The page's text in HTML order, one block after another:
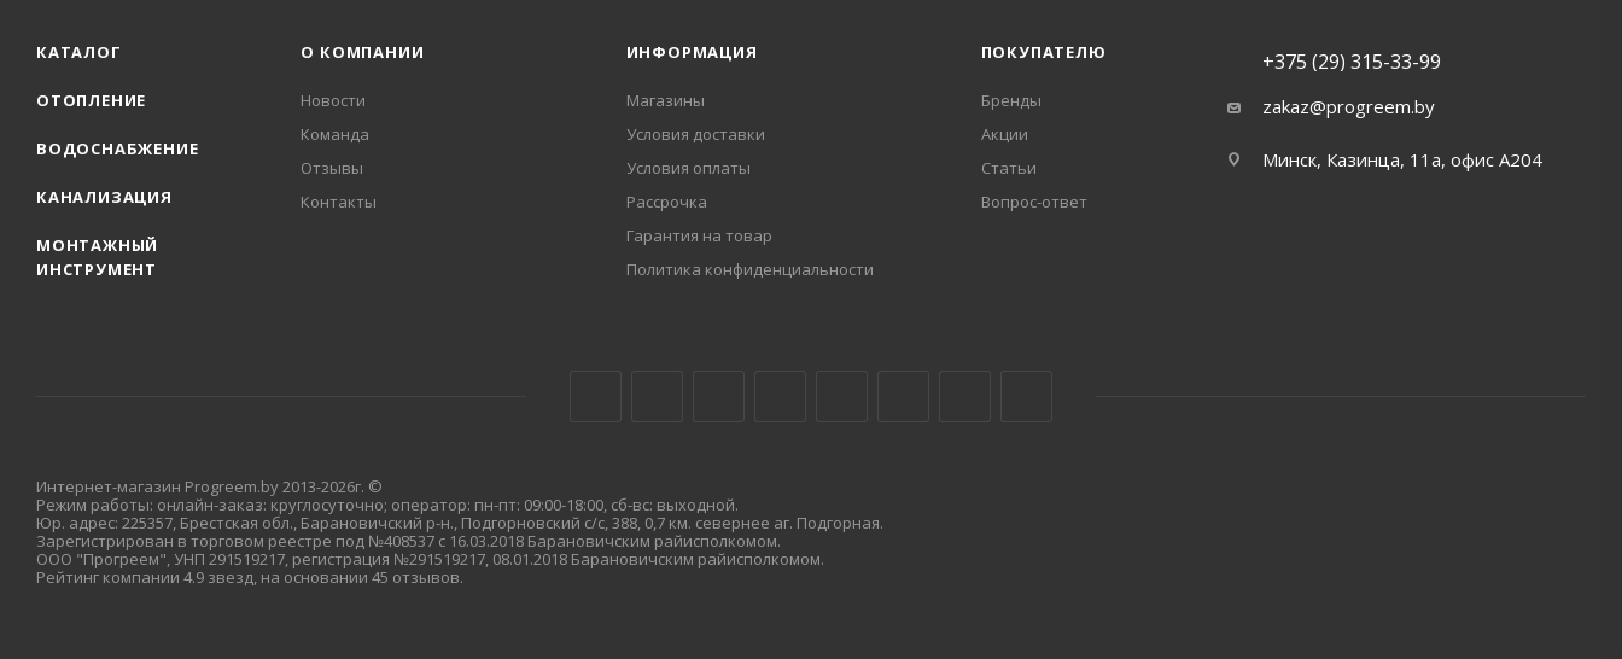
КАТАЛОГ
ОТОПЛЕНИЕ
ВОДОСНАБЖЕНИЕ
КАНАЛИЗАЦИЯ
МОНТАЖНЫЙ
ИНСТРУМЕНТ
О КОМПАНИИ
Новости
Команда
Отзывы
Контакты
ИНФОРМАЦИЯ
Магазины
Условия доставки
Условия оплаты
Рассрочка
Гарантия на товар
Политика конфиденциальности
ПОКУПАТЕЛЮ
Бренды
Акции
Статьи
Вопрос-ответ
+375 (29) 315-33-99
zakaz@progreem.by
Минск, Казинца, 11а, офис А204
Интернет-магазин Progreem.by 2013-2026г. ©
Режим работы: онлайн-заказ: круглосуточно; оператор: пн-пт: 09:00-18:00, сб-вс: выходной.
Юр. адрес: 225357, Брестская обл., Барановичский р-н., Подгорновский с/с, 388, 0,7 км. севернее аг. Подгорная.
Зарегистрирован в торговом реестре под №408537 с 16.03.2018 Барановичским райисполкомом.
ООО "Прогреем", УНП 291519217, регистрация №291519217, 08.01.2018 Барановичским райисполкомом.
Рейтинг компании 4.9 звезд, на основании 45 отзывов.